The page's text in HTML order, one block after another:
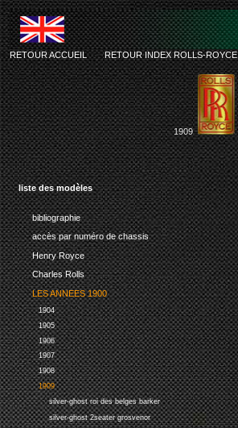
liste des modèles
bibliographie
accès par numéro de chassis
Henry Royce
Charles Rolls
LES ANNEES 1900
1904
1905
1906
1907
1908
1909
silver-ghost roi des belges barker
silver-ghost 2seater grosvenor
RETOUR ACCUEIL-RETOUR INDEX ROLLS-ROYCE
1909